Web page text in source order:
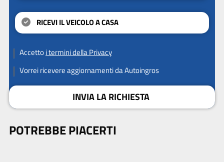
RICEVI IL VEICOLO A CASA
Accettoi termini della Privacy
Vorrei ricevere aggiornamenti da Autoingros
INVIA LA RICHIESTA
POTREBBE PIACERTI